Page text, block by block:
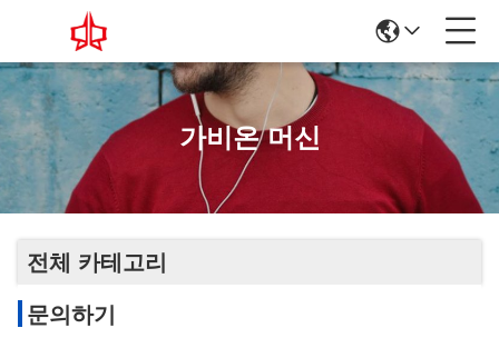
가비온 머신
전체 카테고리
문의하기